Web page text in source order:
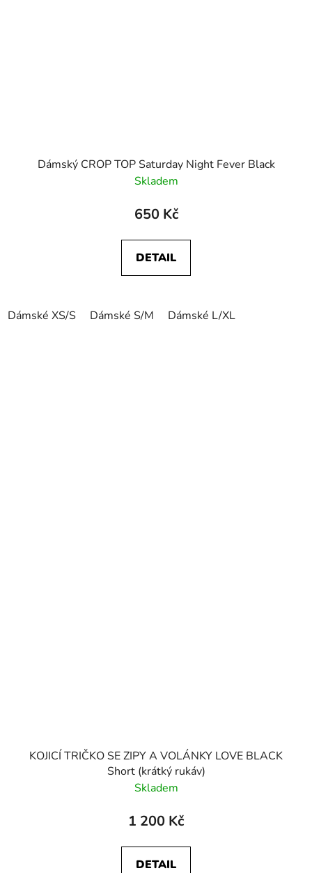
Dámský CROP TOP Saturday Night Fever Black
Skladem
650 Kč
DETAIL
Dámské XS/S Dámské S/M Dámské L/XL
KOJICÍ TRIČKO SE ZIPY A VOLÁNKY LOVE BLACK
Short (krátký rukáv)
Skladem
1 200 Kč
DETAIL